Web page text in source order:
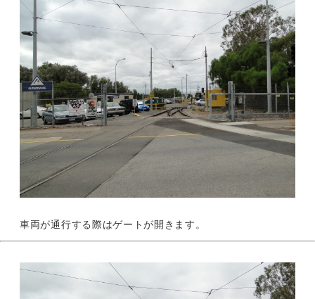
車両が通行する際はゲートが開きます。